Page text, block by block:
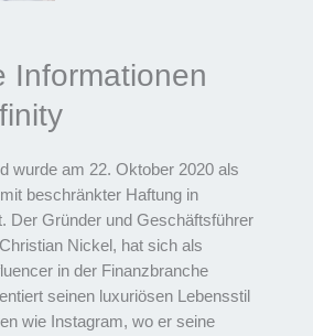
Informationen
wurde am 22. Oktober 2020 als
beschränkter Haftung in
Der Gründer und Geschäftsführer
Nickel, hat sich als
in der Finanzbranche
seinen luxuriösen Lebensstil
wie Instagram, wo er seine